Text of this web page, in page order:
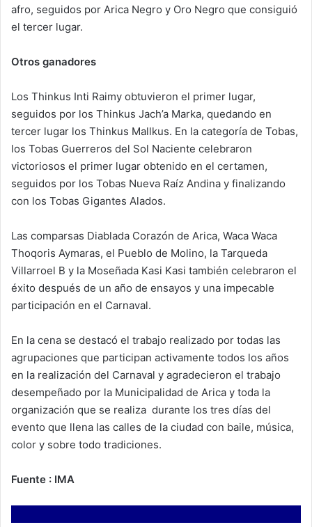
afro, seguidos por Arica Negro y Oro Negro que consiguió
el tercer lugar.
Otros ganadores
Los Thinkus Inti Raimy obtuvieron el primer lugar,
seguidos por los Thinkus Jach’a Marka, quedando en
tercer lugar los Thinkus Mallkus. En la categoría de Tobas,
los Tobas Guerreros del Sol Naciente celebraron
victoriosos el primer lugar obtenido en el certamen,
seguidos por los Tobas Nueva Raíz Andina y finalizando
con los Tobas Gigantes Alados.
Las comparsas Diablada Corazón de Arica, Waca Waca
Thoqoris Aymaras, el Pueblo de Molino, la Tarqueda
Villarroel B y la Moseñada Kasi Kasi también celebraron el
éxito después de un año de ensayos y una impecable
participación en el Carnaval.
En la cena se destacó el trabajo realizado por todas las
agrupaciones que participan activamente todos los años
en la realización del Carnaval y agradecieron el trabajo
desempeñado por la Municipalidad de Arica y toda la
organización que se realiza durante los tres días del
evento que llena las calles de la ciudad con baile, música,
color y sobre todo tradiciones.
Fuente : IMA